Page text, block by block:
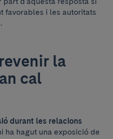
favorables i les autoritats
la
cal
durant les relacions
ha hagut una exposició de